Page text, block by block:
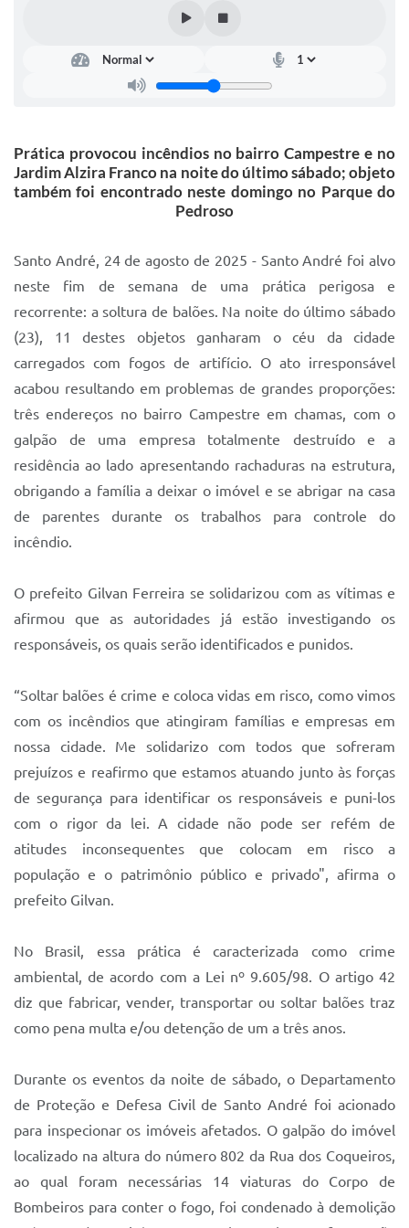
Legislação
Lei de acesso à informação
Mobilidade Urbana Sustentável
Ouvidoria da Cidade
Portal da Educação
Quadra Fiscal
Sistema Colab
Autarquias
Prática provocou incêndios no bairro Campestre e no
Jardim Alzira Franco na noite do último sábado; objeto
também foi encontrado neste domingo no Parque do
Pedroso
Santo André, 24 de agosto de 2025 - Santo André foi alvo
neste fim de semana de uma prática perigosa e
recorrente: a soltura de balões. Na noite do último sábado
(23), 11 destes objetos ganharam o céu da cidade
carregados com fogos de artifício. O ato irresponsável
acabou resultando em problemas de grandes proporções:
três endereços no bairro Campestre em chamas, com o
galpão de uma empresa totalmente destruído e a
residência ao lado apresentando rachaduras na estrutura,
obrigando a família a deixar o imóvel e se abrigar na casa
de parentes durante os trabalhos para controle do
incêndio.
O prefeito Gilvan Ferreira se solidarizou com as vítimas e
afirmou que as autoridades já estão investigando os
responsáveis, os quais serão identificados e punidos.
“Soltar balões é crime e coloca vidas em risco, como vimos
com os incêndios que atingiram famílias e empresas em
nossa cidade. Me solidarizo com todos que sofreram
prejuízos e reafirmo que estamos atuando junto às forças
de segurança para identificar os responsáveis e puni-los
com o rigor da lei. A cidade não pode ser refém de
atitudes inconsequentes que colocam em risco a
população e o patrimônio público e privado", afirma o
prefeito Gilvan.
No Brasil, essa prática é caracterizada como crime
ambiental, de acordo com a Lei nº 9.605/98. O artigo 42
diz que fabricar, vender, transportar ou soltar balões traz
como pena multa e/ou detenção de um a três anos.
Durante os eventos da noite de sábado, o Departamento
de Proteção e Defesa Civil de Santo André foi acionado
para inspecionar os imóveis afetados. O galpão do imóvel
localizado na altura do número 802 da Rua dos Coqueiros,
ao qual foram necessárias 14 viaturas do Corpo de
Bombeiros para conter o fogo, foi condenado à demolição